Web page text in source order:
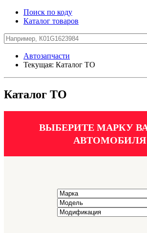
Поиск по коду
Каталог товаров
Автозапчасти
Текущая: Каталог ТО
Каталог ТО
ВЫБЕРИТЕ МАРКУ
АВТОМОБИЛЯ